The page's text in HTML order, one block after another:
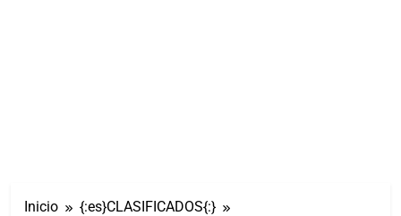
Inicio
{:es}CLASIFICADOS{:}